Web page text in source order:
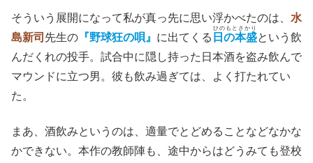
そういう展開になって私が真っ先に思い浮かべたのは、 水
島新司 先生の 『野球狂の唄』 に出てくる 日の本盛
ひのもとさかり
という飲
んだくれの投手。試合中に隠し持った日本酒を盗み飲んで
マウンドに立つ男。彼も飲み過ぎては、よく打たれてい
た。
まあ、酒飲みというのは、適量でとどめることなどなかな
かできない。本作の教師陣も、途中からはどうみても登校